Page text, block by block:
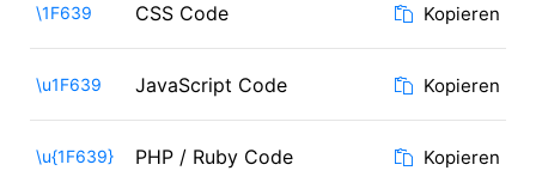
\1F639 CSS Code Kopieren
\u1F639 JavaScript Code Kopieren
\u{1F639} PHP / Ruby Code Kopieren